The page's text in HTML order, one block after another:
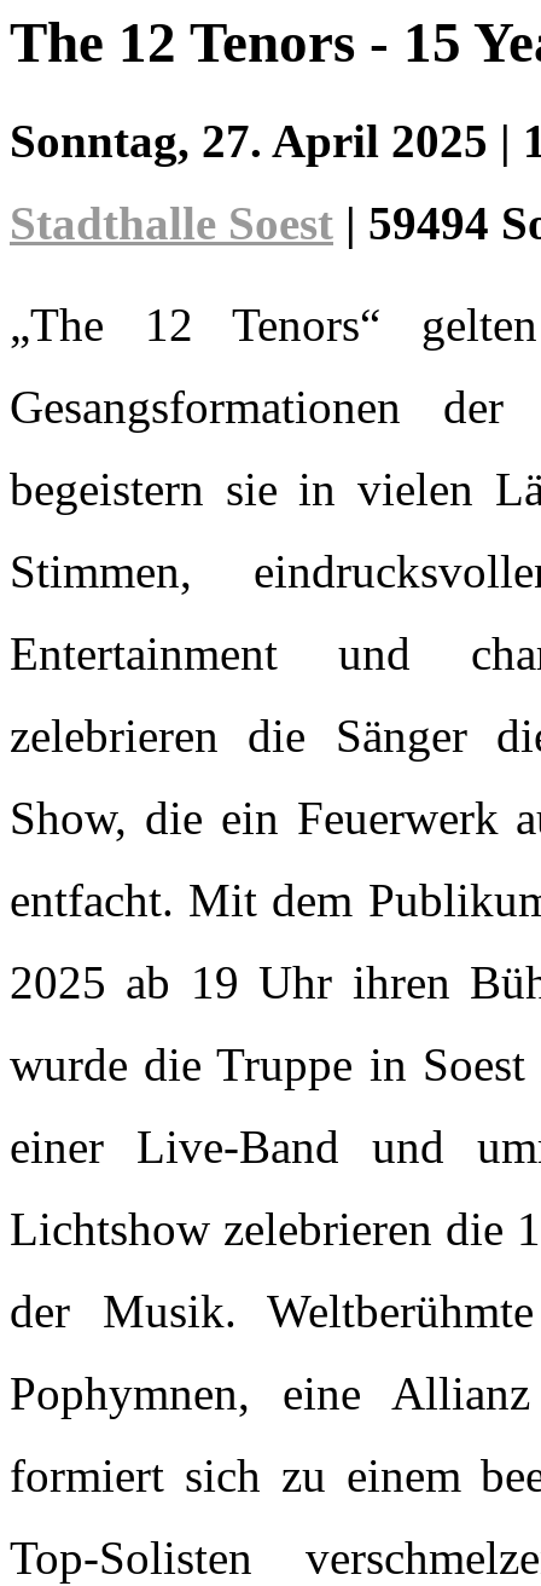
The 12 Tenors - 15
Sonntag, 27. April 2025 |
Stadthalle Soest | 59494
„The 12 Tenors“
Gesangsformationen
begeistern sie in vielen
Stimmen,
Entertainment und
zelebrieren die Sänger
Show, die ein Feuerwerk
entfacht. Mit dem
2025 ab 19 Uhr ihren
wurde die Truppe in
einer Live-Band und
Lichtshow zelebrieren die
der Musik.
Pophymnen, eine
formiert sich zu einem
Top-Solisten